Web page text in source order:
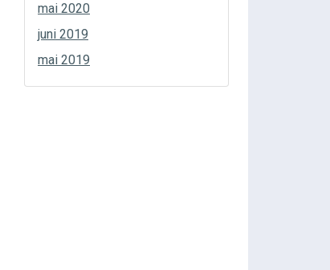
mai 2020
juni 2019
mai 2019